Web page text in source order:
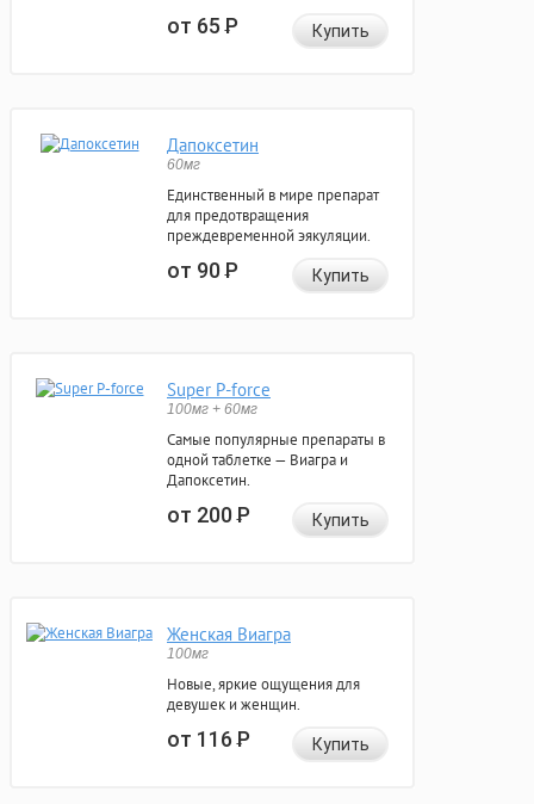
от 65Р Купить
Дапоксетин
60мг
Единственный в мире препарат
для предотвращения
преждевременной эякуляции.
от 90Р Купить
Super P-force
100мг + 60мг
Самые популярные препараты в
одной таблетке — Виагра и
Дапоксетин.
от 200Р Купить
Женская Виагра
100мг
Новые, яркие ощущения для
девушек и женщин.
от 116Р Купить